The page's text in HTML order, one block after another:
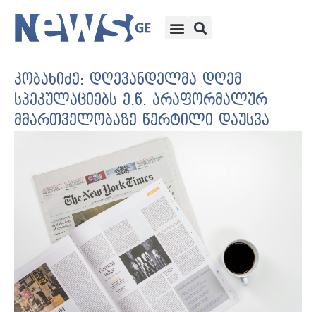
კობახიძე: დღევანდელმა დღემ
სპეკულაციებს ე.წ. არაფორმალურ
მმართველობაზე წერტილი დაუსვა